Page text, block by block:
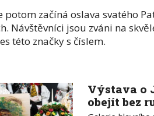
potom začíná oslava svatého
Návštěvníci jsou zváni na
této značky s číslem.
Výstava o
obejít bez